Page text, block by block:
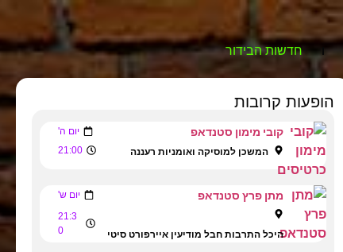
חדשות הבידור
הופעות קרובות
קובי מימון סטנדאפ יום ה'
המשכן למוסיקה ואומניות רעננה 21:00
מתן פרץ סטנדאפ יום ש'
היכל התרבות חבל מודיעין איירפורט סיטי
21:3
0